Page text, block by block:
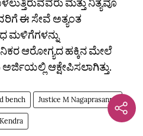
ಈ ಸೇವೆ ಅತ್ಯಂತ
ಮಳಿಗೆಗಳನ್ನು
ಆರೋಗ್ಯದ ಹಕ್ಕಿನ ಮೇಲೆ
ಆಕ್ಷೇಪಿಸಲಾಗಿತ್ತು.
bench Justice M Nagaprasanna